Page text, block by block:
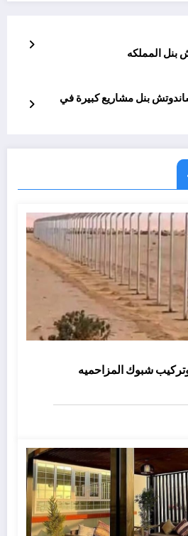
المملكه
بنل مشاريع كبيرة في
شبوك المزاحميه